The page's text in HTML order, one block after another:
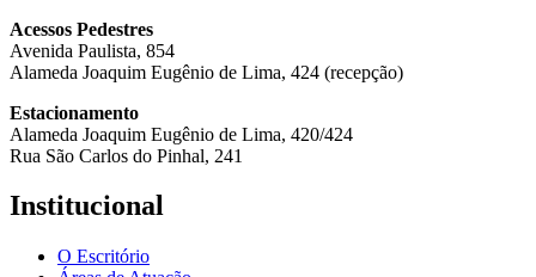
Acessos Pedestres
Avenida Paulista, 854
Alameda Joaquim Eugênio de Lima, 424 (recepção)
Estacionamento
Alameda Joaquim Eugênio de Lima, 420/424
Rua São Carlos do Pinhal, 241
Institucional
O Escritório